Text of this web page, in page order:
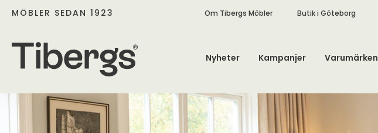
MÖBLER SEDAN 1923 Om Tibergs Möbler Butik i Göteborg
Nyheter Kampanjer Varumärken